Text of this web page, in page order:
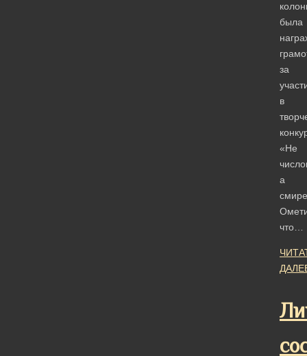
была
за
в
«Не
а
что…